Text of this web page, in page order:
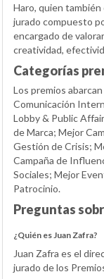
Haro, quien también
jurado compuesto
encargado de
creatividad,
Categorías
Los premios
Comunicación
Lobby & Public
de Marca; Mejor
Gestión de Crisis;
Campaña de
Sociales; Mejor
Patrocinio.
Preguntas
¿Quién es Juan Zafra?
Juan Zafra es el
jurado de los